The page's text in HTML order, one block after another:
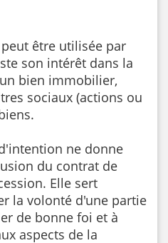
être utilisée par
son intérêt dans la
bien immobilier,
sociaux (actions ou
ne donne
du contrat de
Elle sert
la volonté d'une partie
de bonne foi et à
aspects de la